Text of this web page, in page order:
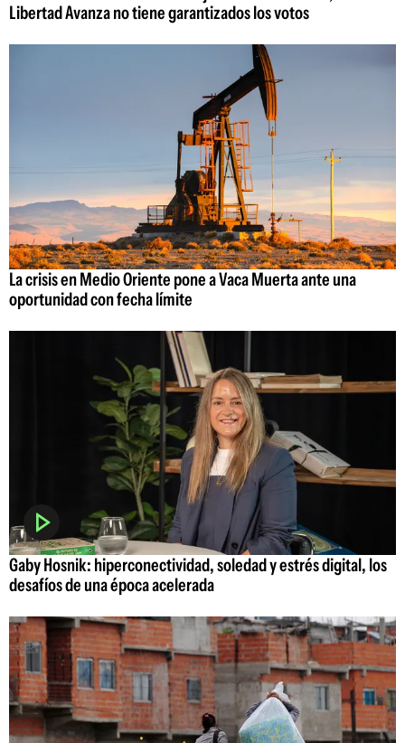
Libertad Avanza no tiene garantizados los votos
La crisis en Medio Oriente pone a Vaca Muerta ante una
oportunidad con fecha límite
Gaby Hosnik: hiperconectividad, soledad y estrés digital, los
desafíos de una época acelerada